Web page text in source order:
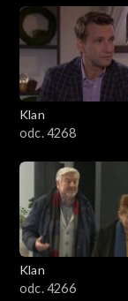
Klan
odc. 4268
Klan
odc. 4266